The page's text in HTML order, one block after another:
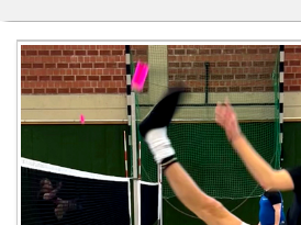
Training
Spieler
Kontakt
Links
Impressum